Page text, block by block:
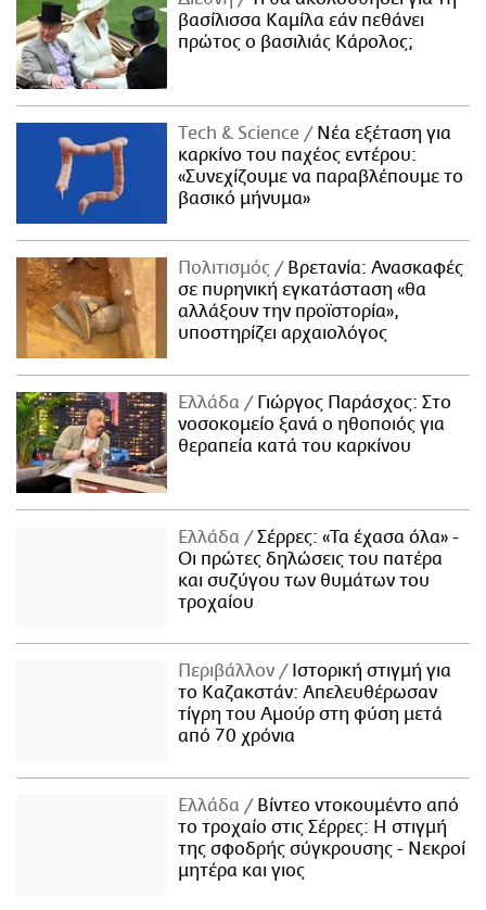
βασίλισσα Καμίλα εάν πεθάνει
πρώτος ο βασιλιάς Κάρολος;
Τech & Science
Νέα εξέταση για
καρκίνο του παχέος εντέρου:
«Συνεχίζουμε να παραβλέπουμε το
βασικό μήνυμα»
Πολιτισμός
Βρετανία: Ανασκαφές
σε πυρηνική εγκατάσταση «θα
αλλάξουν την προϊστορία»,
υποστηρίζει αρχαιολόγος
Ελλάδα
Γιώργος Παράσχος: Στο
νοσοκομείο ξανά ο ηθοποιός για
θεραπεία κατά του καρκίνου
Ελλάδα
Σέρρες: «Τα έχασα όλα» -
Οι πρώτες δηλώσεις του πατέρα
και συζύγου των θυμάτων του
τροχαίου
Περιβάλλον
Ιστορική στιγμή για
το Καζακστάν: Απελευθέρωσαν
τίγρη του Αμούρ στη φύση μετά
από 70 χρόνια
Ελλάδα
Βίντεο ντοκουμέντο από
το τροχαίο στις Σέρρες: Η στιγμή
της σφοδρής σύγκρουσης - Νεκροί
μητέρα και γιος